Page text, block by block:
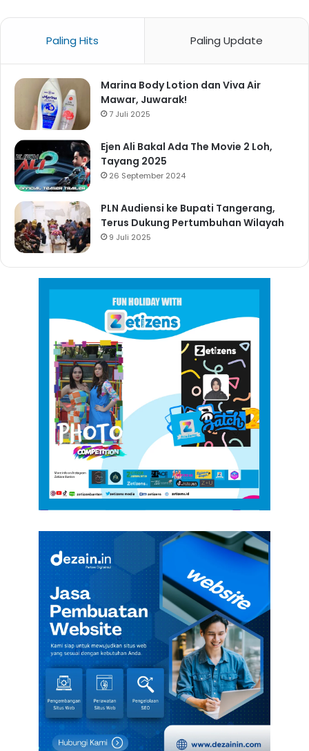
Paling Hits Paling Update
Marina Body Lotion dan Viva Air
Mawar, Juwarak!
7 Juli 2025
Ejen Ali Bakal Ada The Movie 2 Loh,
Tayang 2025
26 September 2024
PLN Audiensi ke Bupati Tangerang,
Terus Dukung Pertumbuhan Wilayah
9 Juli 2025